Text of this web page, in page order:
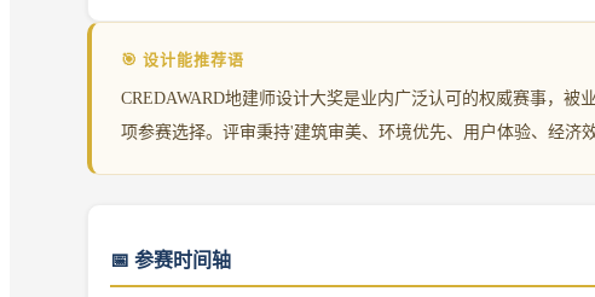
🎯 设计能推荐语
CREDAWARD地建师设计大奖是业内广泛认可的权威赛事，
项参赛选择。评审秉持'建筑审美、环境优先、用户体验、经济
📅 参赛时间轴